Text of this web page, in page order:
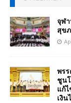
จุฬ
สุข
พร
ชูน
แก้
เงิน